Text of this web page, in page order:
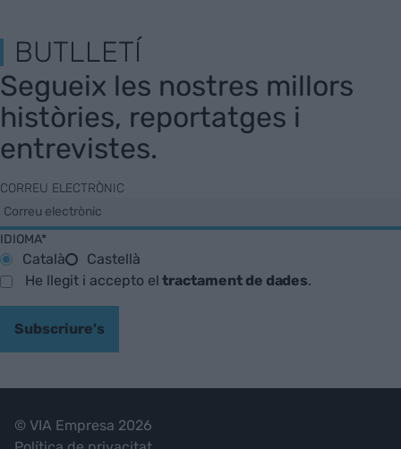
BUTLLETÍ
Segueix les nostres millors
històries, reportatges i
entrevistes.
CORREU ELECTRÒNIC
IDIOMA*
Català
Castellà
He llegit i accepto eltractament de dades.
Subscriure's
© VIA Empresa 2026